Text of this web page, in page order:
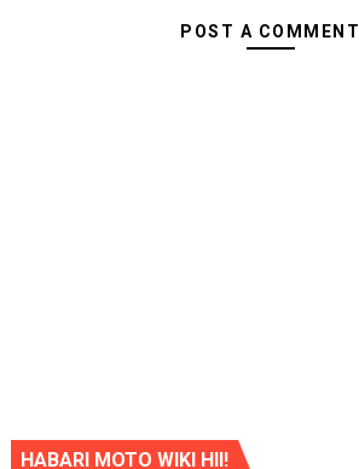
POST A COMMENT
HABARI MOTO WIKI HII!